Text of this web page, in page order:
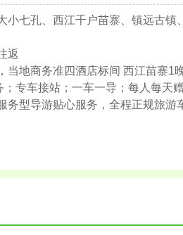
小七孔、西江千户苗寨、镇远古
返
当地商务准四酒店标间 西江苗寨1
专车接站；一车一导；每人每天
务型导游贴心服务，全程正规旅